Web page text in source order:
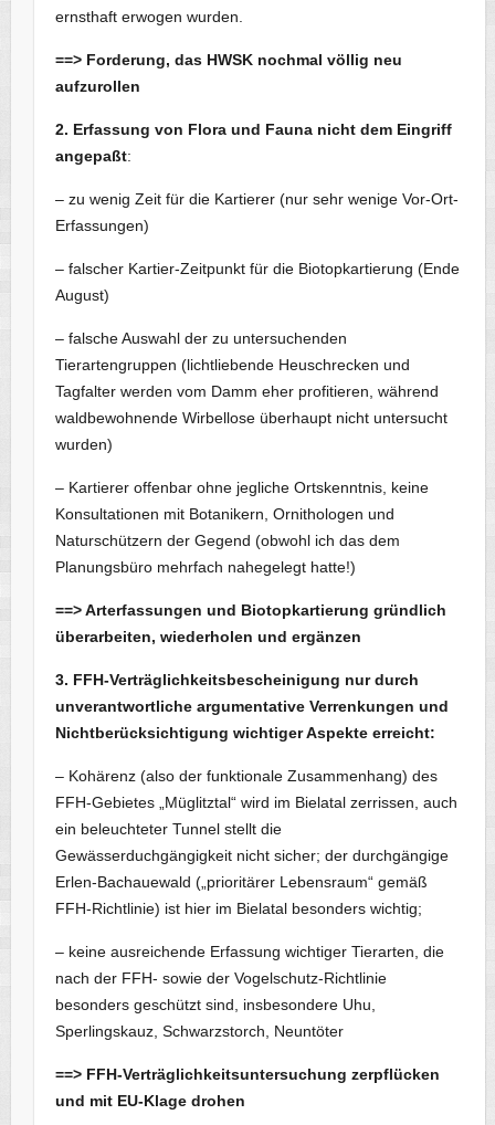
ernsthaft erwogen wurden.
==> Forderung, das HWSK nochmal völlig neu
aufzurollen
2. Erfassung von Flora und Fauna nicht dem Eingriff
angepaßt:
– zu wenig Zeit für die Kartierer (nur sehr wenige Vor-Ort-
Erfassungen)
– falscher Kartier-Zeitpunkt für die Biotopkartierung (Ende
August)
– falsche Auswahl der zu untersuchenden
Tierartengruppen (lichtliebende Heuschrecken und
Tagfalter werden vom Damm eher profitieren, während
waldbewohnende Wirbellose überhaupt nicht untersucht
wurden)
– Kartierer offenbar ohne jegliche Ortskenntnis, keine
Konsultationen mit Botanikern, Ornithologen und
Naturschützern der Gegend (obwohl ich das dem
Planungsbüro mehrfach nahegelegt hatte!)
==> Arterfassungen und Biotopkartierung gründlich
überarbeiten, wiederholen und ergänzen
3. FFH-Verträglichkeitsbescheinigung nur durch
unverantwortliche argumentative Verrenkungen und
Nichtberücksichtigung wichtiger Aspekte erreicht:
– Kohärenz (also der funktionale Zusammenhang) des
FFH-Gebietes „Müglitztal“ wird im Bielatal zerrissen, auch
ein beleuchteter Tunnel stellt die
Gewässerduchgängigkeit nicht sicher; der durchgängige
Erlen-Bachauewald („prioritärer Lebensraum“ gemäß
FFH-Richtlinie) ist hier im Bielatal besonders wichtig;
– keine ausreichende Erfassung wichtiger Tierarten, die
nach der FFH- sowie der Vogelschutz-Richtlinie
besonders geschützt sind, insbesondere Uhu,
Sperlingskauz, Schwarzstorch, Neuntöter
==> FFH-Verträglichkeitsuntersuchung zerpflücken
und mit EU-Klage drohen